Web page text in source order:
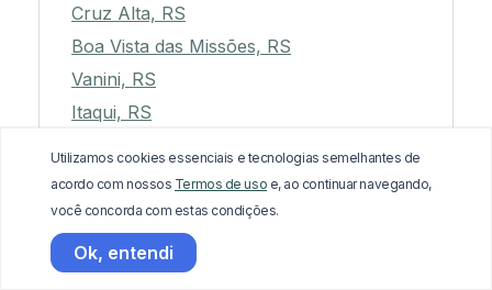
Cruz Alta, RS
Boa Vista das Missões, RS
Vanini, RS
Itaqui, RS
Sant'Ana do Livramento, RS
Erval Seco, RS
São Pedro do Sul, RS
São Miguel das Missões, RS
Utilizamos cookies essenciais e tecnologias semelhantes de
acordo com nossos Termos de uso e, ao continuar navegando,
você concorda com estas condições.
Ok, entendi